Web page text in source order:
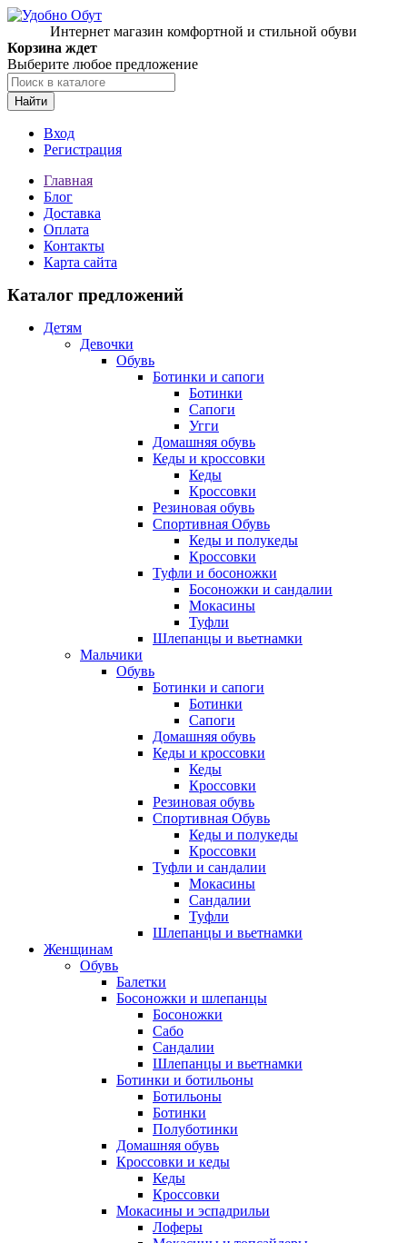
Интернет магазин комфортной и стильной обуви
Корзина ждет
Выберите любое предложение
Найти
Вход
Регистрация
Главная
Блог
Доставка
Оплата
Контакты
Карта сайта
Каталог предложений
Детям
Девочки
Обувь
Ботинки и сапоги
Ботинки
Сапоги
Угги
Домашняя обувь
Кеды и кроссовки
Кеды
Кроссовки
Резиновая обувь
Спортивная Обувь
Кеды и полукеды
Кроссовки
Туфли и босоножки
Босоножки и сандалии
Мокасины
Туфли
Шлепанцы и вьетнамки
Мальчики
Обувь
Ботинки и сапоги
Ботинки
Сапоги
Домашняя обувь
Кеды и кроссовки
Кеды
Кроссовки
Резиновая обувь
Спортивная Обувь
Кеды и полукеды
Кроссовки
Туфли и сандалии
Мокасины
Сандалии
Туфли
Шлепанцы и вьетнамки
Женщинам
Обувь
Балетки
Босоножки и шлепанцы
Босоножки
Сабо
Сандалии
Шлепанцы и вьетнамки
Ботинки и ботильоны
Ботильоны
Ботинки
Полуботинки
Домашняя обувь
Кроссовки и кеды
Кеды
Кроссовки
Мокасины и эспадрильи
Лоферы